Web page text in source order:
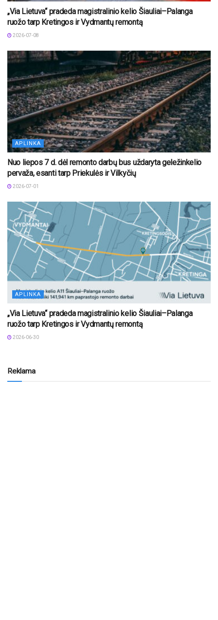
„Via Lietuva“ pradeda magistralinio kelio Šiauliai–Palanga
ruožo tarp Kretingos ir Vydmantų remontą
2026-07-08
APLINKA
Nuo liepos 7 d. dėl remonto darbų bus uždaryta geležinkelio
pervaža, esanti tarp Priekulės ir Vilkyčių
2026-07-01
APLINKA
„Via Lietuva“ pradeda magistralinio kelio Šiauliai–Palanga
ruožo tarp Kretingos ir Vydmantų remontą
2026-06-30
Reklama